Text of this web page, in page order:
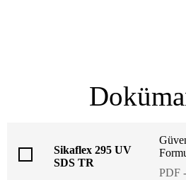
Sikaflex 295 UV
SDS TR
PDF